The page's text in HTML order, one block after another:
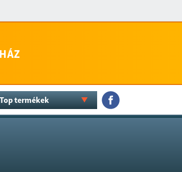
Top termékek